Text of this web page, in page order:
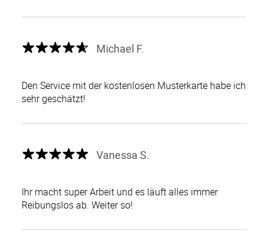
Michael F.
Den Service mit der kostenlosen Musterkarte habe ich
sehr geschätzt!
Vanessa S.
Ihr macht super Arbeit und es läuft alles immer
Reibungslos ab. Weiter so!